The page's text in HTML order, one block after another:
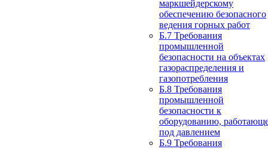
маркшейдерскому
обеспечению безопасного
ведения горных работ
Б.7 Требования
промышленной
безопасности на объектах
газораспределения и
газопотребления
Б.8 Требования
промышленной
безопасности к
оборудованию,
под давлением
Б.9 Требования